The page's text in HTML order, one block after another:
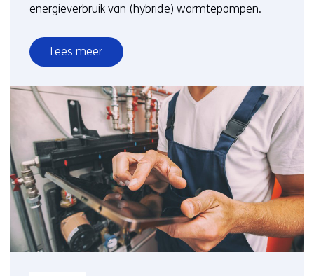
energieverbruik van (hybride) warmtepompen.
Lees meer
over
TNO:
Milieuprestatie
warmtepompen
vrijwel
altijd
beter
dan
cv-
ketel